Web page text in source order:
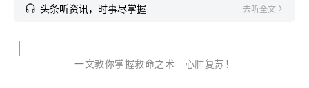
头条听资讯，时事尽掌握 去听全文
一文教你掌握救命之术—心肺复苏！